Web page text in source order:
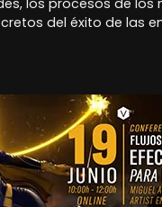
los procesos de los
del éxito de las